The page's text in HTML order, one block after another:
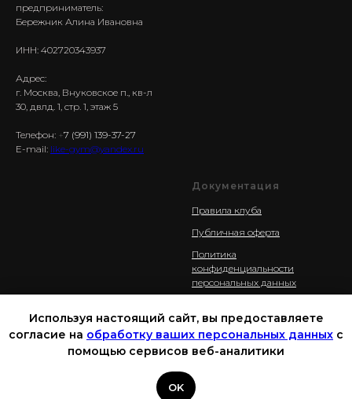
Связаться с нами
Используя настоящий сайт, вы предоставляете
согласие на обработку ваших персональных данных с
помощью сервисов веб-аналитики
OK
предприниматель:
Бережник Алина Ивановна
ИНН: 402720343937
Адрес:
г. Москва, Внуковское п., кв-л
30, двлд. 1, стр. 1, этаж 5
Телефон: +7 (991) 139-37-27
E-mail: like-gym@yandex.ru
Документация
Правила клуба
Публичная оферта
Политика
конфиденциальности
персональных данных
Правила посещения
персональных тренировок